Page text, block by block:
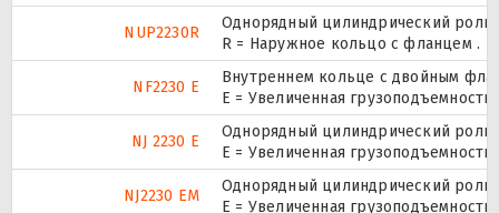
NUP2230R
Однорядный цилиндрический
R = Наружное кольцо с фланцем .
NF2230 E
Внутреннем кольце с двойным
Е = Увеличенная грузоподъемность.
NJ 2230 E
Однорядный цилиндрический
Е = Увеличенная грузоподъемность.
NJ2230 EM
Однорядный цилиндрический
E = Увеличенная